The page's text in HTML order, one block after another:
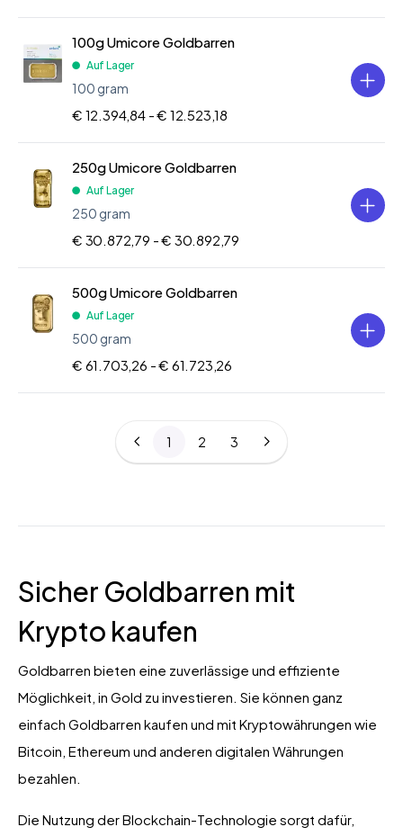
100g Umicore Goldbarren
Auf Lager
100 gram
€ 12.394,84 -€ 12.523,18
250g Umicore Goldbarren
Auf Lager
250 gram
€ 30.872,79 -€ 30.892,79
500g Umicore Goldbarren
Auf Lager
500 gram
€ 61.703,26 -€ 61.723,26
1 2 3
Sicher Goldbarren mit
Krypto kaufen
Goldbarren bieten eine zuverlässige und effiziente
Möglichkeit, in Gold zu investieren. Sie können ganz
einfach Goldbarren kaufen und mit Kryptowährungen wie
Bitcoin, Ethereum und anderen digitalen Währungen
bezahlen.
Die Nutzung der Blockchain-Technologie sorgt dafür,